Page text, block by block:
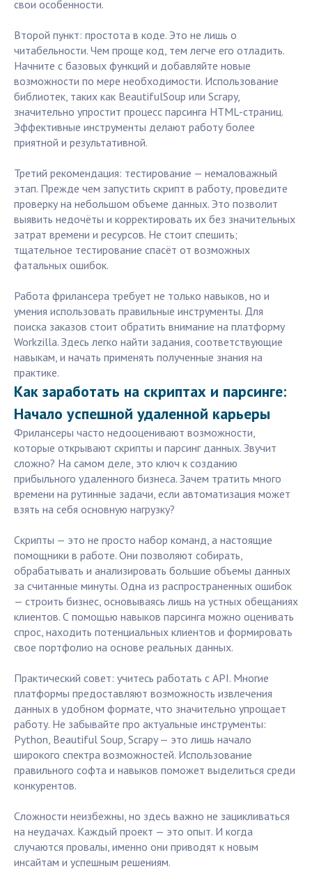
свои особенности.
Второй пункт: простота в коде. Это не лишь о
читабельности. Чем проще код, тем легче его отладить.
Начните с базовых функций и добавляйте новые
возможности по мере необходимости. Использование
библиотек, таких как BeautifulSoup или Scrapy,
значительно упростит процесс парсинга HTML-страниц.
Эффективные инструменты делают работу более
приятной и результативной.
Третий рекомендация: тестирование — немаловажный
этап. Прежде чем запустить скрипт в работу, проведите
проверку на небольшом объеме данных. Это позволит
выявить недочёты и корректировать их без значительных
затрат времени и ресурсов. Не стоит спешить;
тщательное тестирование спасёт от возможных
фатальных ошибок.
Работа фрилансера требует не только навыков, но и
умения использовать правильные инструменты. Для
поиска заказов стоит обратить внимание на платформу
Workzilla. Здесь легко найти задания, соответствующие
навыкам, и начать применять полученные знания на
практике.
Как заработать на скриптах и парсинге:
Начало успешной удаленной карьеры
Фрилансеры часто недооценивают возможности,
которые открывают скрипты и парсинг данных. Звучит
сложно? На самом деле, это ключ к созданию
прибыльного удаленного бизнеса. Зачем тратить много
времени на рутинные задачи, если автоматизация может
взять на себя основную нагрузку?
Скрипты — это не просто набор команд, а настоящие
помощники в работе. Они позволяют собирать,
обрабатывать и анализировать большие объемы данных
за считанные минуты. Одна из распространенных ошибок
— строить бизнес, основываясь лишь на устных обещаниях
клиентов. С помощью навыков парсинга можно оценивать
спрос, находить потенциальных клиентов и формировать
свое портфолио на основе реальных данных.
Практический совет: учитесь работать с API. Многие
платформы предоставляют возможность извлечения
данных в удобном формате, что значительно упрощает
работу. Не забывайте про актуальные инструменты:
Python, Beautiful Soup, Scrapy — это лишь начало
широкого спектра возможностей. Использование
правильного софта и навыков поможет выделиться среди
конкурентов.
Сложности неизбежны, но здесь важно не зацикливаться
на неудачах. Каждый проект — это опыт. И когда
случаются провалы, именно они приводят к новым
инсайтам и успешным решениям.